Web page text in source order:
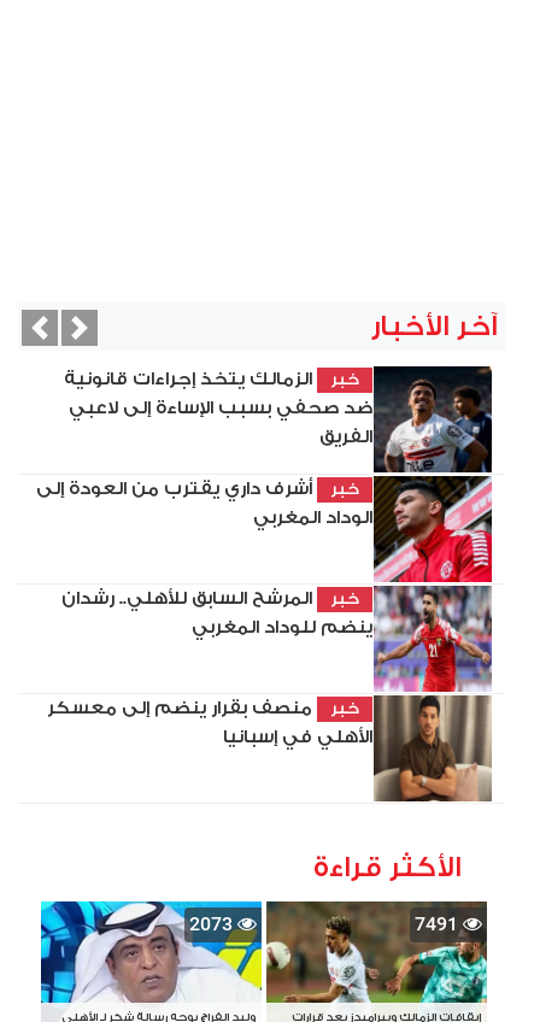
آخر الأخبار
خبر
الزمالك يتخذ إجراءات قانونية
ضد صحفي بسبب الإساءة إلى لاعبي
الفريق
خبر
أشرف داري يقترب من العودة إلى
الوداد المغربي
خبر
المرشح السابق للأهلي.. رشدان
ينضم للوداد المغربي
خبر
منصف بقرار ينضم إلى معسكر
الأهلي في إسبانيا
Next
الأكثر قراءة
7491
إيقافات الزمالك وبيراميدز بعد قرارات
2073
وليد الفراج يوجه رسالة شكر لـ الأهلي